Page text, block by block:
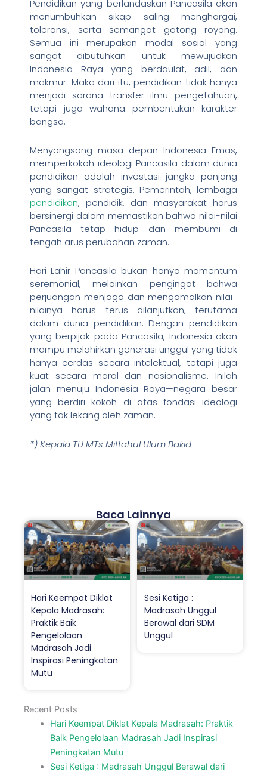
Pendidikan yang berlandaskan Pancasila akan
menumbuhkan sikap saling menghargai,
toleransi, serta semangat gotong royong.
Semua ini merupakan modal sosial yang
sangat dibutuhkan untuk mewujudkan
Indonesia Raya yang berdaulat, adil, dan
makmur. Maka dari itu, pendidikan tidak hanya
menjadi sarana transfer ilmu pengetahuan,
tetapi juga wahana pembentukan karakter
bangsa.
Menyongsong masa depan Indonesia Emas,
memperkokoh ideologi Pancasila dalam dunia
pendidikan adalah investasi jangka panjang
yang sangat strategis. Pemerintah, lembaga
pendidikan, pendidik, dan masyarakat harus
bersinergi dalam memastikan bahwa nilai-nilai
Pancasila tetap hidup dan membumi di
tengah arus perubahan zaman.
Hari Lahir Pancasila bukan hanya momentum
seremonial, melainkan pengingat bahwa
perjuangan menjaga dan mengamalkan nilai-
nilainya harus terus dilanjutkan, terutama
dalam dunia pendidikan. Dengan pendidikan
yang berpijak pada Pancasila, Indonesia akan
mampu melahirkan generasi unggul yang tidak
hanya cerdas secara intelektual, tetapi juga
kuat secara moral dan nasionalisme. Inilah
jalan menuju Indonesia Raya—negara besar
yang berdiri kokoh di atas fondasi ideologi
yang tak lekang oleh zaman.
*) Kepala TU MTs Miftahul Ulum Bakid
Baca Lainnya
Hari Keempat Diklat
Kepala Madrasah:
Praktik Baik
Pengelolaan
Madrasah Jadi
Inspirasi Peningkatan
Mutu
Sesi Ketiga :
Madrasah Unggul
Berawal dari SDM
Unggul
Recent Posts
Hari Keempat Diklat Kepala Madrasah: Praktik
Baik Pengelolaan Madrasah Jadi Inspirasi
Peningkatan Mutu
Sesi Ketiga : Madrasah Unggul Berawal dari